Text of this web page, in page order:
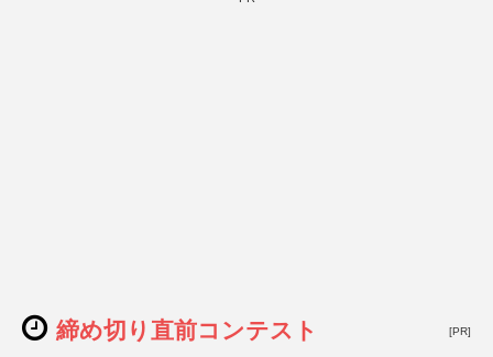
締め切り直前コンテスト [PR]